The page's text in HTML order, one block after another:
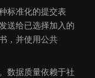
标准化的提交表
送给已选择加入的
，并使用公共
数据质量依赖于社